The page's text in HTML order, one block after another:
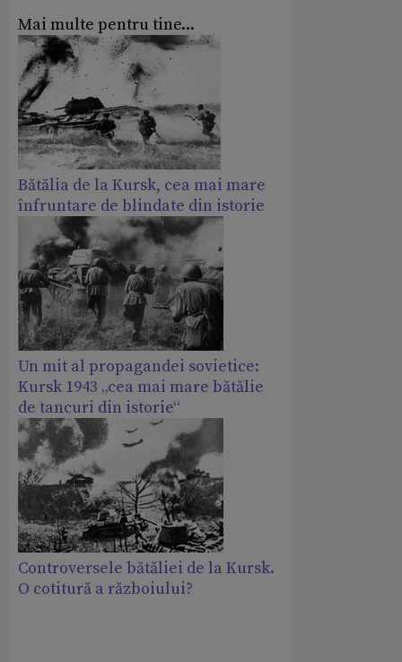
Mai multe pentru tine...
Bătălia de la Kursk, cea mai mare
înfruntare de blindate din istorie
Un mit al propagandei sovietice:
Kursk 1943 „cea mai mare bătălie
de tancuri din istorie“
Controversele bătăliei de la Kursk.
O cotitură a războiului?